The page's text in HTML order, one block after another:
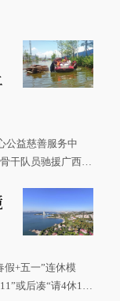
公益慈善服务中
干队员驰援广西灾
假+五一”连休模
或后凑“请4休1